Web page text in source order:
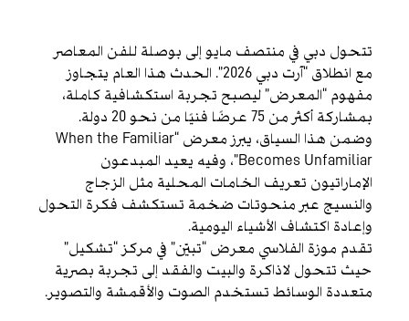
تتحول دبي في منتصف مايو إلى بوصلة للفن المعاصر
مع انطلاق “آرت دبي 2026”. الحدث هذا العام يتجاوز
مفهوم “المعرض” ليصبح تجربة استكشافية كاملة،
بمشاركة أكثر من 75 عرضًا فنيًا من نحو 20 دولة.
وضمن هذا السياق، يبرز معرض “When the Familiar
Becomes Unfamiliar”، وفيه يعيد المبدعون
الإماراتيون تعريف الخامات المحلية مثل الزجاج
والنسيج عبر منحوتات ضخمة تستكشف فكرة التحول
وإعادة اكتشاف الأشياء اليومية.
تقدم موزة الفلاسي معرض “تبيّن” في مركز “تشكيل”
حيث تتحول لاذاكرة والبيت والفقد إلى تجربة بصرية
متعددة الوسائط تستخدم الصوت والأقمشة والتصوير.